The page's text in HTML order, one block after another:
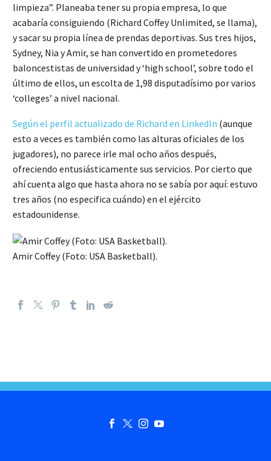
limpieza”. Planeaba tener su propia empresa, lo que
acabaría consiguiendo (Richard Coffey Unlimited, se llama),
y sacar su propia línea de prendas deportivas. Sus tres hijos,
Sydney, Nia y Amir, se han convertido en prometedores
baloncestistas de universidad y ‘high school’, sobre todo el
último de ellos, un escolta de 1,98 disputadísimo por varios
‘colleges’ a nivel nacional.
Según el perfil actualizado de Richard en LinkedIn (aunque
esto a veces es también como las alturas oficiales de los
jugadores), no parece irle mal ocho años después,
ofreciendo entusiásticamente sus servicios. Por cierto que
ahí cuenta algo que hasta ahora no se sabía por aquí: estuvo
tres años (no especifica cuándo) en el ejército
estadounidense.
Amir Coffey (Foto: USA Basketball).